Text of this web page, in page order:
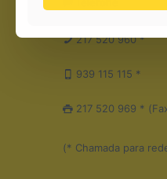
217 520 960 *
939 115 115 *
217 520 969 *
(* Chamada para